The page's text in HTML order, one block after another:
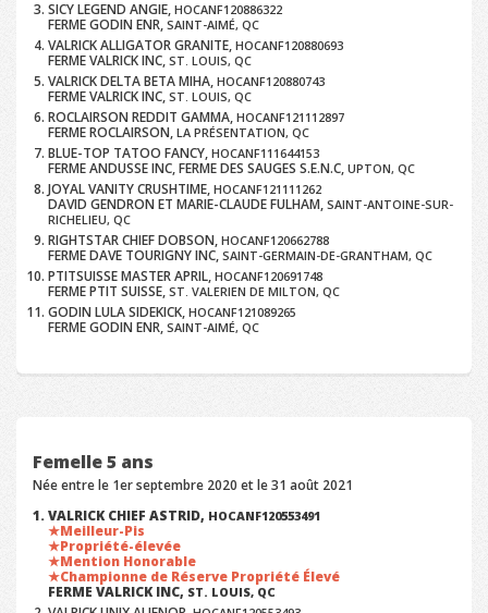
SICY LEGEND ANGIE,HOCANF120886322
FERME GODIN ENR,SAINT-AIMÉ, QC
VALRICK ALLIGATOR GRANITE,HOCANF120880693
FERME VALRICK INC,ST. LOUIS, QC
VALRICK DELTA BETA MIHA,HOCANF120880743
FERME VALRICK INC,ST. LOUIS, QC
ROCLAIRSON REDDIT GAMMA,HOCANF121112897
FERME ROCLAIRSON,LA PRÉSENTATION, QC
BLUE-TOP TATOO FANCY,HOCANF111644153
FERME ANDUSSE INC, FERME DES SAUGES S.E.N.C,UPTON, QC
JOYAL VANITY CRUSHTIME,HOCANF121111262
DAVID GENDRON ET MARIE-CLAUDE FULHAM,SAINT-ANTOINE-SUR-
RICHELIEU, QC
RIGHTSTAR CHIEF DOBSON,HOCANF120662788
FERME DAVE TOURIGNY INC,SAINT-GERMAIN-DE-GRANTHAM, QC
PTITSUISSE MASTER APRIL,HOCANF120691748
FERME PTIT SUISSE,ST. VALERIEN DE MILTON, QC
GODIN LULA SIDEKICK,HOCANF121089265
FERME GODIN ENR,SAINT-AIMÉ, QC
Femelle 5 ans
Née entre le 1er septembre 2020 et le 31 août 2021
VALRICK CHIEF ASTRID, HOCANF120553491
Meilleur-Pis
Propriété-élevée
Mention Honorable
Championne de Réserve Propriété Élevé
FERME VALRICK INC, ST. LOUIS, QC